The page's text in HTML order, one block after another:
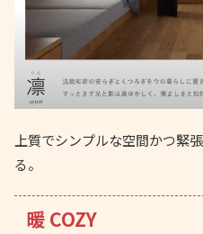
上質でシンプルな空間かつ緊
る。
暖 COZY